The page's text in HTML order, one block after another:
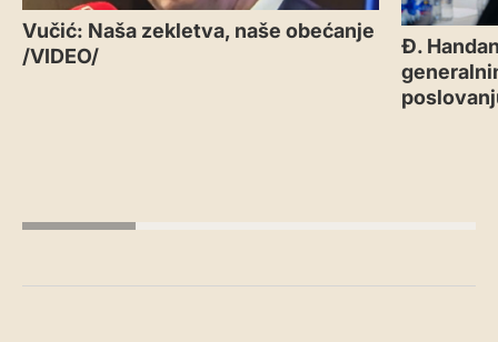
Vučić: Naša zekletva, naše obećanje
/VIDEO/
Đ.